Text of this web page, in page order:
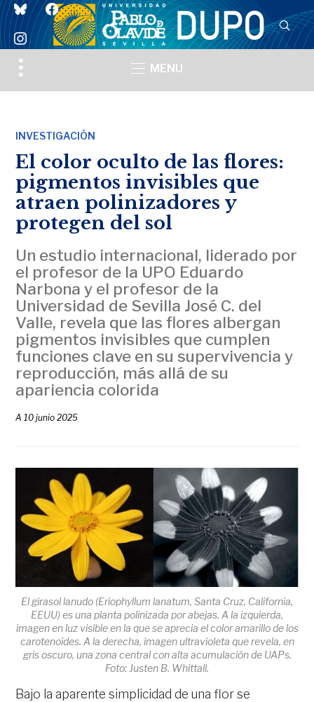
blueskyfacebook
instagram
Toggle
sidebar
MENU
INVESTIGACIÓN
El color oculto de las flores:
pigmentos invisibles que
atraen polinizadores y
protegen del sol
Un estudio internacional, liderado por
el profesor de la UPO Eduardo
Narbona y el profesor de la
Universidad de Sevilla José C. del
Valle, revela que las flores albergan
pigmentos invisibles que cumplen
funciones clave en su supervivencia y
reproducción, más allá de su
apariencia colorida
A10 junio 2025
El girasol lanudo (Eriophyllum lanatum, Santa Cruz, California,
EEUU) es una planta polinizada por abejas. A la izquierda,
imagen en luz visible en la que se aprecia el color amarillo de los
carotenoides. A la derecha, imagen ultravioleta que revela, en
gris oscuro, una zona central con alta acumulación de UAPs.
Foto: Justen B. Whittall.
Bajo la aparente simplicidad de una flor se